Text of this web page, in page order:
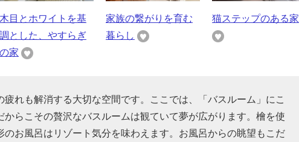
木目とホワイトを基
調とした、やすらぎ
の家
家族の繋がりを育む
暮らし
猫ステップのある家
れも解消する大切な空間です。ここでは、「バスルーム」にこ
らこその贅沢なバスルームは観ていて夢が広がります。檜を使
お風呂はリゾート気分を味わえます。お風呂からの眺望もこだ